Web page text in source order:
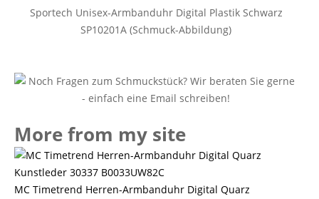
Sportech Unisex-Armbanduhr Digital Plastik Schwarz
SP10201A (Schmuck-Abbildung)
More from my site
MC Timetrend Herren-Armbanduhr Digital Quarz